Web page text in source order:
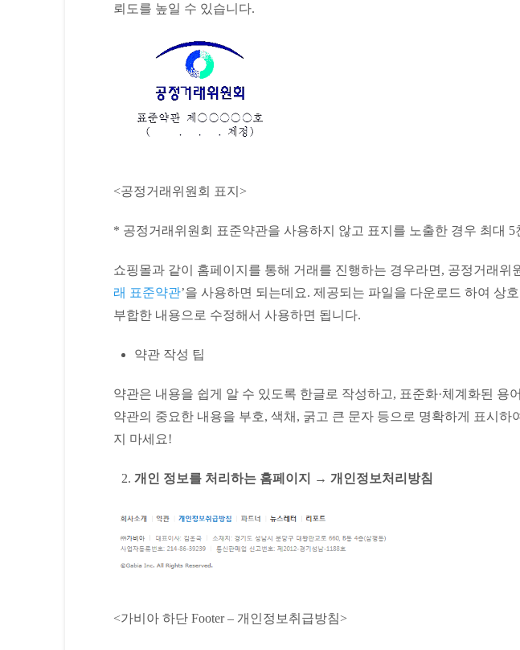
뢰도를 높일 수 있습니다.
<공정거래위원회 표지>
* 공정거래위원회 표준약관을 사용하지 않고 표지를 노출한 경우 최대
쇼핑몰과 같이 홈페이지를 통해 거래를 진행하는 경우라면, 공정거래위
래 표준약관’을 사용하면 되는데요. 제공되는 파일을 다운로드 하여 상
부합한 내용으로 수정해서 사용하면 됩니다.
약관 작성 팁
약관은 내용을 쉽게 알 수 있도록 한글로 작성하고, 표준화·체계화된 용
약관의 중요한 내용을 부호, 색채, 굵고 큰 문자 등으로 명확하게 표시하
지 마세요!
개인 정보를 처리하는 홈페이지 → 개인정보처리방침
<가비아 하단 Footer – 개인정보취급방침>